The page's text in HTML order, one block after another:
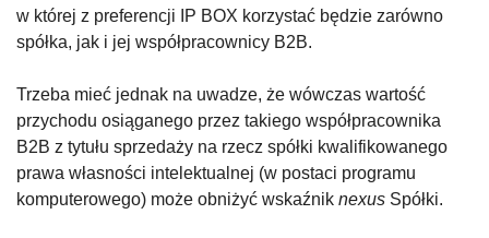
w której z preferencji IP BOX korzystać będzie zarówno
spółka, jak i jej współpracownicy B2B.
Trzeba mieć jednak na uwadze, że wówczas wartość
przychodu osiąganego przez takiego współpracownika
B2B z tytułu sprzedaży na rzecz spółki kwalifikowanego
prawa własności intelektualnej (w postaci programu
komputerowego) może obniżyć wskaźnik nexus Spółki.